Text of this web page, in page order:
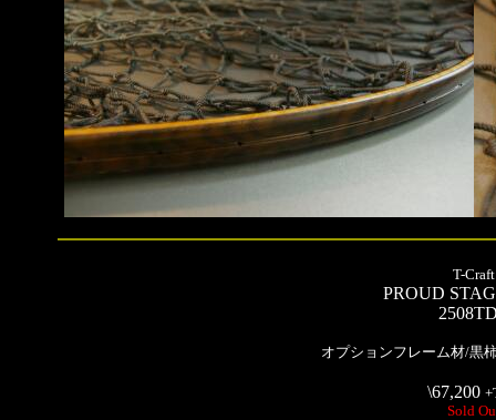
T-Craft
PROUD
オプションフレーム材/黒
\67,200
Sold